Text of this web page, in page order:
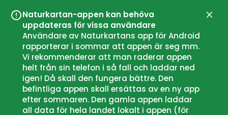
Naturkartan-appen kan behöva
uppdateras för vissa användare
Användare av Naturkartans app för Android
rapporterar i sommar att appen är seg mm.
Vi rekommenderar att man raderar appen
helt från sin telefon i så fall och laddar ned
igen! Då skall den fungera bättre. Den
befintliga appen skall ersättas av en ny app
efter sommaren. Den gamla appen laddar
all data för hela landet lokalt i appen (för